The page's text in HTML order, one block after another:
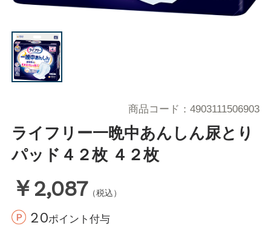
ライフリー一晩中あんしん尿とり
パッド４２枚 ４２枚
￥2,087 （税込）
20ポイント付与
商品コード 4903111506903